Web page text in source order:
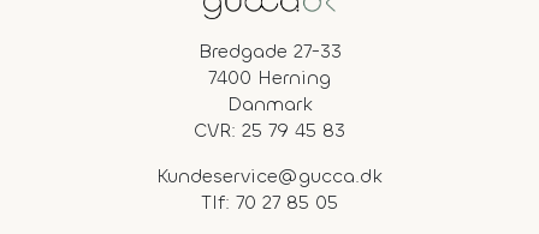
Bredgade 27-33
7400 Herning
Danmark
CVR: 25 79 45 83
Kundeservice@gucca.dk
Tlf: 70 27 85 05